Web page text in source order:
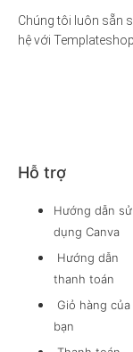
Chúng tôi luôn sẵn
hệ với
Hỗ trợ
Hướng dẫn sử
dụng Canva
Hướng dẫn
thanh toán
Giỏ hàng của
bạn